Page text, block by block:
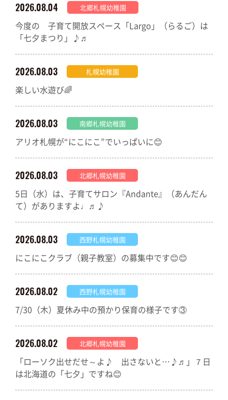
2026.08.04 北郷札幌幼稚園
今度の 子育て開放スペース「Largo」（らるご）は
「七夕まつり」♪♬
2026.08.03 札幌幼稚園
楽しい水遊び🌈
2026.08.03 南郷札幌幼稚園
アリオ札幌が“にこにこ”でいっぱいに😊
2026.08.03 北郷札幌幼稚園
5日（水）は、子育てサロン『Andante』（あんだん
て）がありますよ♩♬♪
2026.08.03 西野札幌幼稚園
にこにこクラブ（親子教室）の募集中です😊😊
2026.08.02 西野札幌幼稚園
7/30（木）夏休み中の預かり保育の様子です③
2026.08.02 北郷札幌幼稚園
「ローソク出せだせ～よ♪ 出さないと…♪♬」７日
は北海道の「七夕」ですね😊